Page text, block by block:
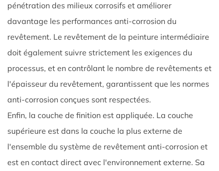
pénétration des milieux corrosifs et améliorer
davantage les performances anti-corrosion du
revêtement. Le revêtement de la peinture intermédiaire
doit également suivre strictement les exigences du
processus, et en contrôlant le nombre de revêtements et
l'épaisseur du revêtement, garantissent que les normes
anti-corrosion conçues sont respectées. ​
Enfin, la couche de finition est appliquée. La couche
supérieure est dans la couche la plus externe de
l'ensemble du système de revêtement anti-corrosion et
est en contact direct avec l'environnement externe. Sa